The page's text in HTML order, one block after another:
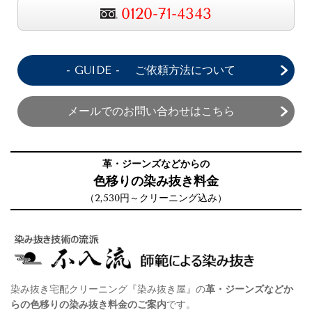
0120-71-4343
- GUIDE - ご依頼方法について
メールでのお問い合わせはこちら
革・ジーンズなどからの
色移りの染み抜き料金
（2,530円～クリーニング込み）
染み抜き宅配クリーニング『染み抜き屋』 の革・ジーンズなどか
らの色移りの染み抜き料金のご案内です。